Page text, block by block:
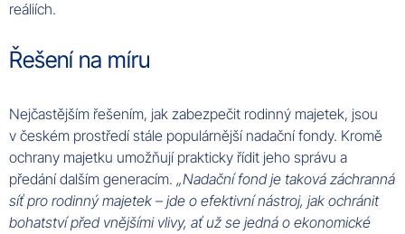
reáliích.
Řešení na míru
Nejčastějším řešením, jak zabezpečit rodinný majetek, jsou
v českém prostředí stále populárnější nadační fondy. Kromě
ochrany majetku umožňují prakticky řídit jeho správu a
předání dalším generacím. „Nadační fond je taková záchranná
síť pro rodinný majetek – jde o efektivní nástroj, jak ochránit
bohatství před vnějšími vlivy, ať už se jedná o ekonomické